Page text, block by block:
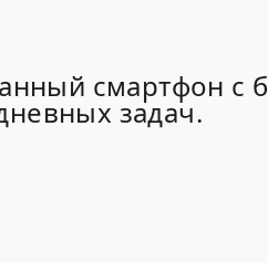
смартфон с
задач.